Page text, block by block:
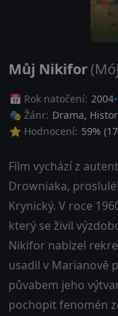
Můj Nikifor
📅 Rok natočení: 2004
🎭 Žánr: Drama,
⭐ Hodnocení: 59% (17
Film vychází z
Drowniaka,
Krynický. V roce
který se živil
Nikifor nabízel
usadil v Marianově
půvabem jeho
pochopit fenomén